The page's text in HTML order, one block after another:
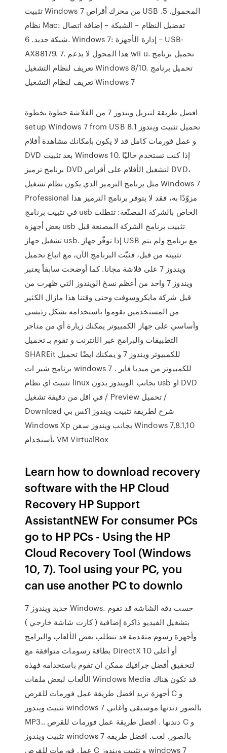
تثبيت Windows 7 من محرك أقراص USB المحمول. 5.
نظام Mac: تفضيل النظام – الشبكة – إضافة اتصال
شبكة جديد. 6. Windows 7: إدارة الأجهزة – USB-
AX88179. 7. هذا المحول لا يدعم wii u. تحميل برنامج
تعريف لنظام التشغيل Windows 8/10. تحميل برنامج
تعريف لنظام التشغيل Windows 7
افضل طريقة لتنزيل ويندوز 7 من الفلاشة خطوة بخطوة
setup Windows 7 from USB تحميل تثبيت ويندوز 8.1
و عمل فورمات كامل قد لا يكون بإمكانك مشاهدة أفلام
DVD بعد تثبيت Windows 10. إذا كنت تستخدم حاليًا
برنامج ترميز DVD لتشغيل الأفلام على أقراص DVD،
مثل برنامج الترميز الذي يكون نظام تشغيل Windows 7
Professional مزوّدًا به، فقد لا يتوفر برنامج الترميز هذا
في تثبيت برنامج usb الخاص بالشركة المصنّعة: تتطلب
بعض أجهزة usb تثبيت برنامج الشركة المصنعة قبل
تشغيل جهاز usb. إذا توفّر جهاز USB مع برنامج ولم يتم
تثبيته من قبل، فثبّت البرنامج الآن، مع اتباع تحميل
ويندوز 7 على فلاشة مجانا. كما أوضحت سابقاً يعتبر
ويندوز 7 واحد من أعظم نسخ الويندوز التي ظهرت من
قبل شركة مايكروسوفت وحتى وقتنا هذا مازال الكثير
من المستخدمين يقوموا باستخدامه بشكل رئيسي
وأساسي على جهاز الكمبيوتر يمكنك زيارة أي من متاجر
التطبيقات والبرامج عبر الإنترنت و تقوم بـ تحميل
SHAREit للكمبيوتر ويندوز 7 و يمكنك ايضًا تحميل
برنامج شير ات windows 7 للكمبيوتر من ميديا فاير .
تثبيت اي نظام linux بجانب الويندوز بدون usb او DVD
في اقل من دقيقة تشغيل / Preview تحميل /
Download شرح لطريقة تثبيت ويندوز اكس بي
Windows Xp بجانب ويندوز سفن Windows 7,8.1,10
بأستخدام VM VirtualBox
Learn how to download recovery
software with the HP Cloud
Recovery HP Support
AssistantNEW For consumer PCs
go to HP PCs - Using the HP
Cloud Recovery Tool (Windows
10, 7). Tool using your PC, you
can use another PC to downlo
جديد ويندوز 7 Windows. حسب دقة الشاشة قد تقوم
بتشغيل الفيديو ذاكرة إضافية ( كارت شاشة خارجي )
وأجهزة رسوم متقدمة قد تتطلب بعض الألعاب والبرامج
بطاقة رسومات متوافقة مع DirectX 10 أو أعلى
لتحقيق أفضل جرافيك ممكن ان تقوم باستخدامه فهذه
الألعاب لبعض ملفات Windows Media قد تكون هناك
أجهزة تريد افضل طريقة عمل فورمات للقرص C و
تثبيت ويندوز windows 7 بالصور دندنها موسيقى وأغاني
MP3.. دندنها . افضل طريقة عمل فورمات للقرص C و
تثبيت ويندوز windows 7 بالصور. لعب. افضل طريقة
عمل فورمات للقرص C و تثبيت ويندوز windows 7